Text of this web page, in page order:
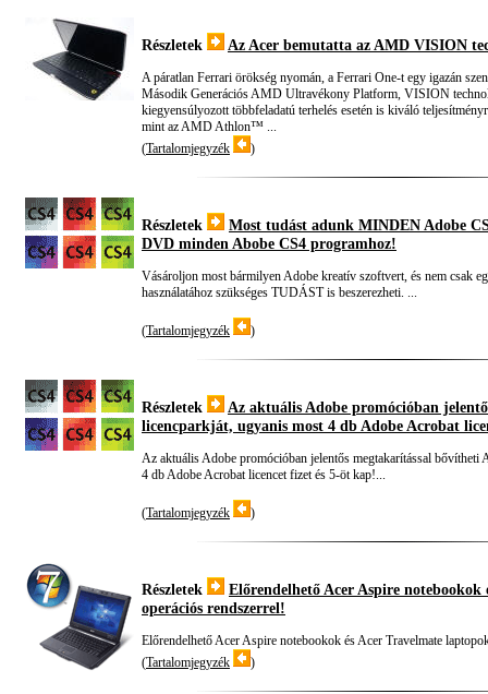
Részletek Az Acer bemutatta az AMD VISION
A páratlan Ferrari örökség nyomán, a Ferrari One-t egy igazán
Második Generációs AMD Ultravékony Platform, VISION
kiegyensúlyozott többfeladatú terhelés esetén is kiváló
mint az AMD Athlon™ ...
(Tartalomjegyzék )
Részletek
Most tudást adunk MINDEN Adobe
DVD minden Abobe CS4 programhoz!
Vásároljon most bármilyen Adobe kreatív szoftvert, és nem csak
használatához szükséges TUDÁST is beszerezheti. ...
(Tartalomjegyzék )
Részletek
Az aktuális Adobe promócióban
licencparkját, ugyanis most 4 db Adobe Acrobat
Az aktuális Adobe promócióban jelentős megtakarítással bővítheti
4 db Adobe Acrobat licencet fizet és 5-öt kap!...
(Tartalomjegyzék )
Részletek
Előrendelhető Acer Aspire
operációs rendszerrel!
Előrendelhető Acer Aspire notebookok és Acer Travelmate
(Tartalomjegyzék )